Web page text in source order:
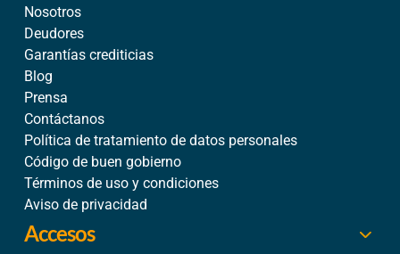
Nosotros
Deudores
Garantías crediticias
Blog
Prensa
Contáctanos
Política de tratamiento de datos personales
Código de buen gobierno
Términos de uso y condiciones
Aviso de privacidad
Accesos